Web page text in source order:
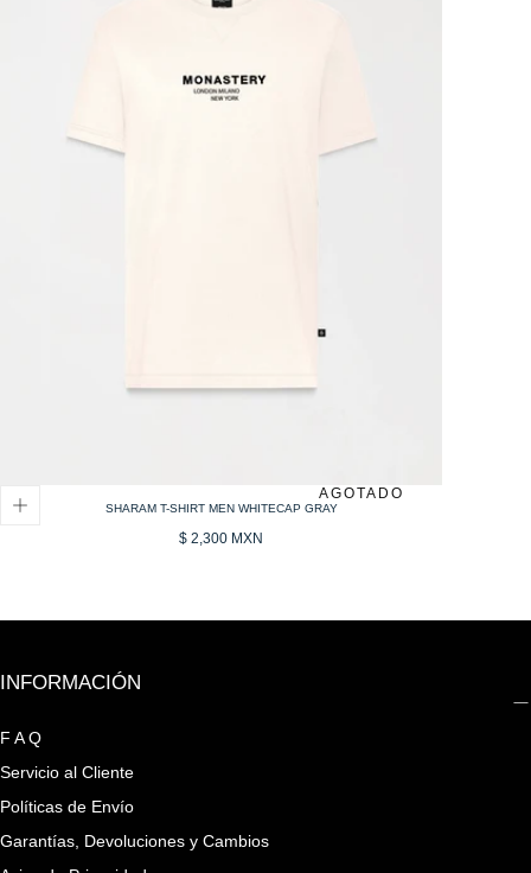
AGOTADO
SHARAM T-SHIRT MEN WHITECAP GRAY
Precio
$ 2,300 MXN
INFORMACIÓN
F A Q
Servicio al Cliente
Políticas de Envío
Garantías, Devoluciones y Cambios